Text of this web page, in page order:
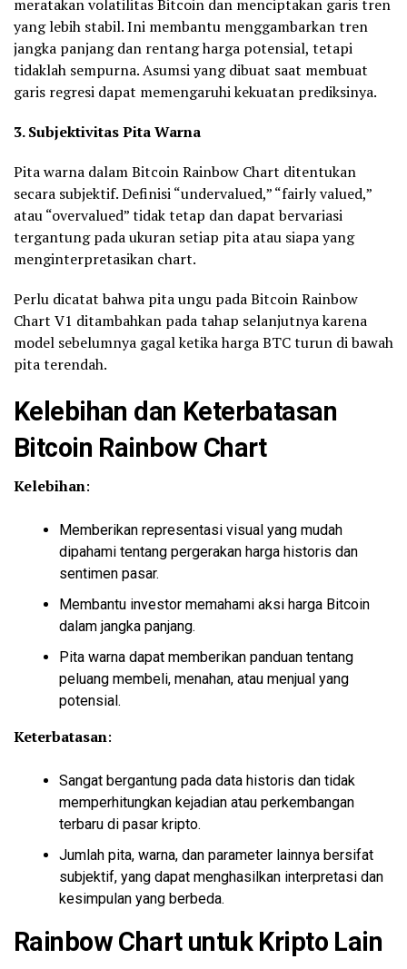
meratakan volatilitas Bitcoin dan menciptakan garis tren
yang lebih stabil. Ini membantu menggambarkan tren
jangka panjang dan rentang harga potensial, tetapi
tidaklah sempurna. Asumsi yang dibuat saat membuat
garis regresi dapat memengaruhi kekuatan prediksinya.
3. Subjektivitas Pita Warna
Pita warna dalam Bitcoin Rainbow Chart ditentukan
secara subjektif. Definisi “undervalued,” “fairly valued,”
atau “overvalued” tidak tetap dan dapat bervariasi
tergantung pada ukuran setiap pita atau siapa yang
menginterpretasikan chart.
Perlu dicatat bahwa pita ungu pada Bitcoin Rainbow
Chart V1 ditambahkan pada tahap selanjutnya karena
model sebelumnya gagal ketika harga BTC turun di bawah
pita terendah.
Kelebihan dan Keterbatasan
Bitcoin Rainbow Chart
Kelebihan:
Memberikan representasi visual yang mudah
dipahami tentang pergerakan harga historis dan
sentimen pasar.
Membantu investor memahami aksi harga Bitcoin
dalam jangka panjang.
Pita warna dapat memberikan panduan tentang
peluang membeli, menahan, atau menjual yang
potensial.
Keterbatasan:
Sangat bergantung pada data historis dan tidak
memperhitungkan kejadian atau perkembangan
terbaru di pasar kripto.
Jumlah pita, warna, dan parameter lainnya bersifat
subjektif, yang dapat menghasilkan interpretasi dan
kesimpulan yang berbeda.
Rainbow Chart untuk Kripto Lain